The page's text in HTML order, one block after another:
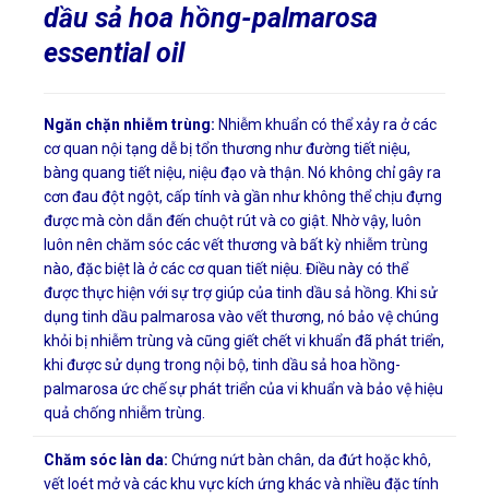
dầu sả hoa hồng-palmarosa
essential oil
Ngăn chặn nhiễm trùng: Nhiễm khuẩn có thể xảy ra ở các
cơ quan nội tạng dễ bị tổn thương như đường tiết niệu,
bàng quang tiết niệu, niệu đạo và thận. Nó không chỉ gây ra
cơn đau đột ngột, cấp tính và gần như không thể chịu đựng
được mà còn dẫn đến chuột rút và co giật. Nhờ vậy, luôn
luôn nên chăm sóc các vết thương và bất kỳ nhiễm trùng
nào, đặc biệt là ở các cơ quan tiết niệu. Điều này có thể
được thực hiện với sự trợ giúp của tinh dầu sả hồng. Khi sử
dụng tinh dầu palmarosa vào vết thương, nó bảo vệ chúng
khỏi bị nhiễm trùng và cũng giết chết vi khuẩn đã phát triển,
khi được sử dụng trong nội bộ, tinh dầu sả hoa hồng-
palmarosa ức chế sự phát triển của vi khuẩn và bảo vệ hiệu
quả chống nhiễm trùng.
Chăm sóc làn da: Chứng nứt bàn chân, da đứt hoặc khô,
vết loét mở và các khu vực kích ứng khác và nhiều đặc tính